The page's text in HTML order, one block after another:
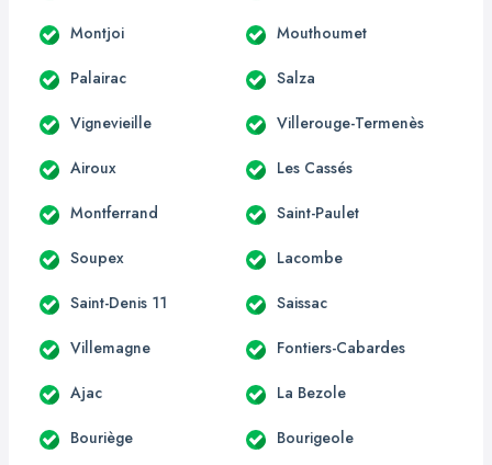
Montjoi Mouthoumet
Palairac Salza
Vignevieille Villerouge-Termenès
Airoux Les Cassés
Montferrand Saint-Paulet
Soupex Lacombe
Saint-Denis 11 Saissac
Villemagne Fontiers-Cabardes
Ajac La Bezole
Bouriège Bourigeole